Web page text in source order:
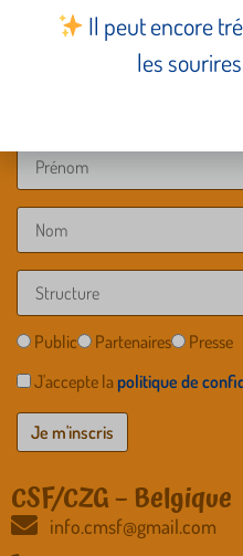
Newsletter
Public Partenaires
Presse
J'accepte la politique de
CSF/CZG – Belgique
info.cmsf@gmail.com
Il peut encore
les